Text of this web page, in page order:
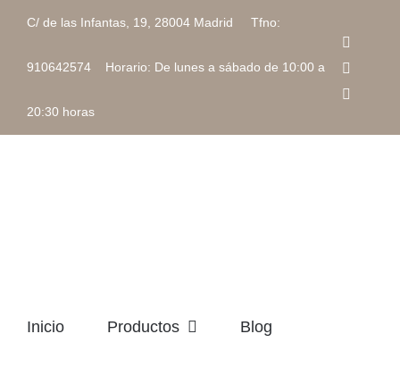
contenido
C/ de las Infantas, 19, 28004 Madrid Tfno:
910642574 Horario: De lunes a sábado de 10:00 a
20:30 horas
Inicio Productos Blog